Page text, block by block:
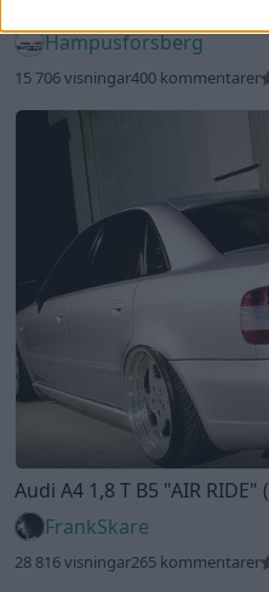
Hampusforsberg
15 706 visningar400 kommentarer
Audi A4 1,8 T B5 "AIR RIDE"
FrankSkare
28 816 visningar265 kommentarer